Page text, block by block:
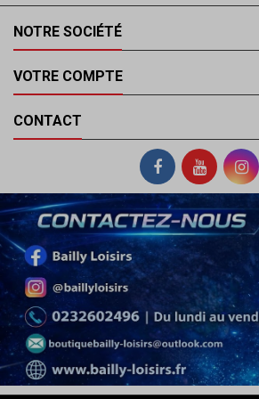
NOTRE SOCIÉTÉ
VOTRE COMPTE
CONTACT